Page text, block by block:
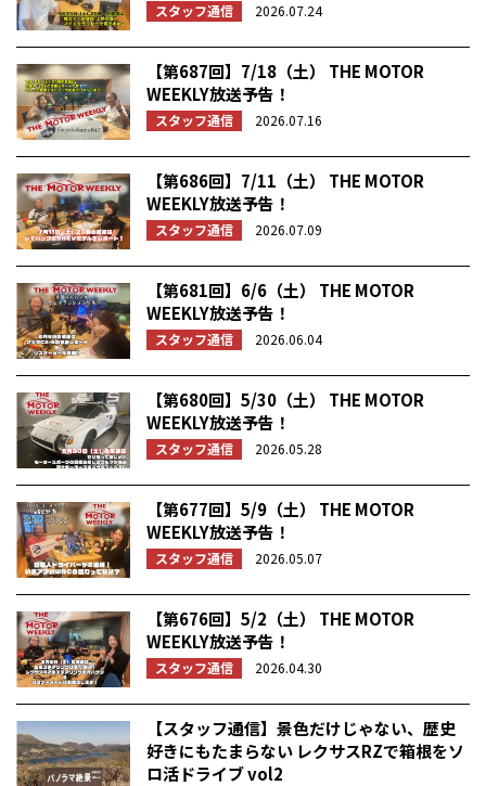
スタッフ通信 2026.07.24
【第687回】7/18（土） THE MOTOR
WEEKLY放送予告！
スタッフ通信 2026.07.16
【第686回】7/11（土） THE MOTOR
WEEKLY放送予告！
スタッフ通信 2026.07.09
【第681回】6/6（土） THE MOTOR
WEEKLY放送予告！
スタッフ通信 2026.06.04
【第680回】5/30（土） THE MOTOR
WEEKLY放送予告！
スタッフ通信 2026.05.28
【第677回】5/9（土） THE MOTOR
WEEKLY放送予告！
スタッフ通信 2026.05.07
【第676回】5/2（土） THE MOTOR
WEEKLY放送予告！
スタッフ通信 2026.04.30
【スタッフ通信】景色だけじゃない、歴史
好きにもたまらない レクサスRZで箱根をソ
ロ活ドライブ vol2